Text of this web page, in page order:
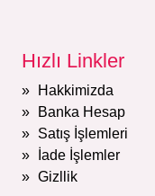
Hızlı Linkler
Hakkimizda
Banka Hesap
Satış İşlemleri
İade İşlemler
Gizllik